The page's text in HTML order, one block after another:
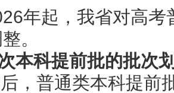
年起，我省对高考
。
本科提前批的批次
， 普通类本科提前